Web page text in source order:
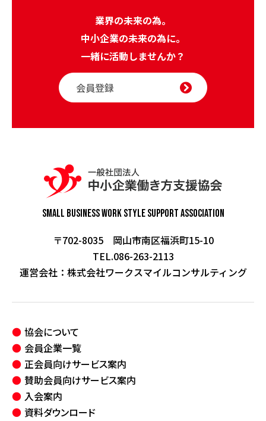
業界の未来の為。
中小企業の未来の為に。
一緒に活動しませんか？
会員登録
Small Business Work StyleSupport Association
〒702-8035 岡山市南区福浜町15-10
TEL.086-263-2113
運営会社： 株式会社ワークスマイルコンサルティング
協会について
会員企業一覧
正会員向けサービス案内
賛助会員向けサービス案内
入会案内
資料ダウンロード